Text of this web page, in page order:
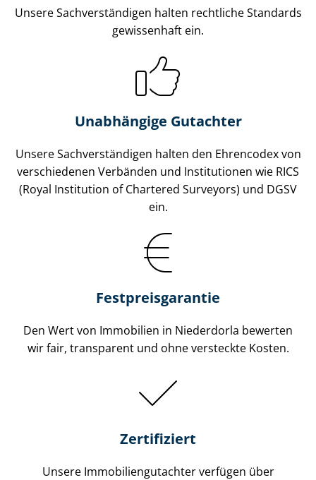
Unsere Sach­ver­stän­di­gen halten rechtliche Standards
gewissenhaft ein.
Unabhängige Gutachter
Unsere Sach­ver­stän­di­gen halten den Ehrencodex von
verschiedenen Verbänden und Institutionen wie RICS
(Royal Institution of Chartered Surveyors) und DGSV
ein.
Festpreis​garantie
Den Wert von Immobilien in Niederdorla bewerten
wir fair, transparent und ohne versteckte Kosten.
Zertifiziert
Unsere Immobilien­gutachter verfügen über